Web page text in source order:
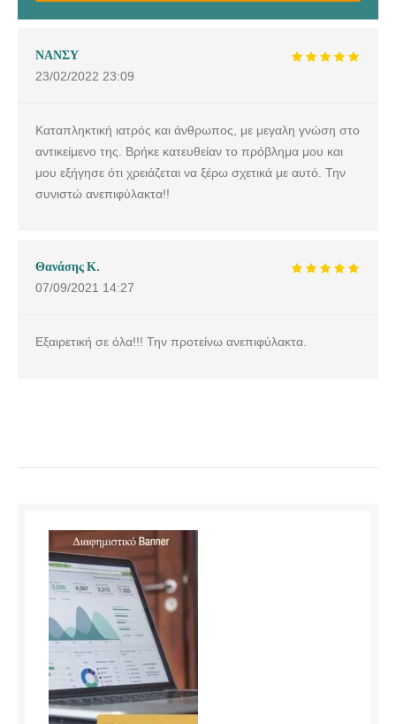
ΝΑΝΣΥ
23/02/2022 23:09
Καταπληκτική ιατρός και άνθρωπος, με μεγαλη γνώση στο
αντικείμενο της. Βρήκε κατευθείαν το πρόβλημα μου και
μου εξήγησε ότι χρειάζεται να ξέρω σχετικά με αυτό. Την
συνιστώ ανεπιφύλακτα!!
Θανάσης Κ.
07/09/2021 14:27
Εξαιρετική σε όλα!!! Την προτείνω ανεπιφύλακτα.